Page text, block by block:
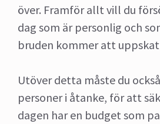
över. Framför allt vill du
dag som är personlig och
bruden kommer att
Utöver detta måste du
personer i åtanke, för att
dagen har en budget som